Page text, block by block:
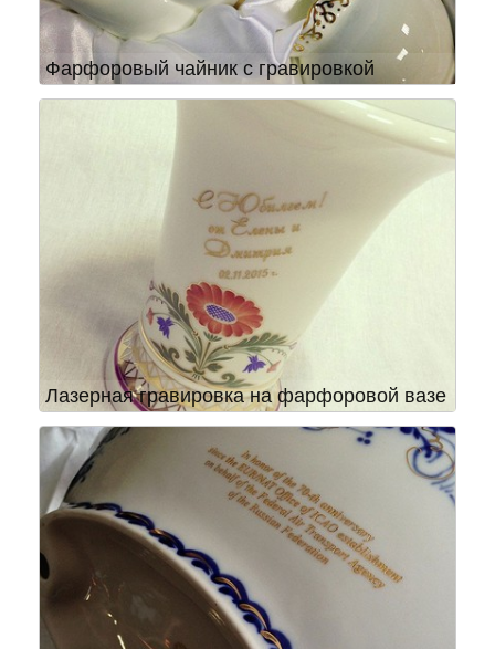
Фарфоровый чайник с гравировкой
Лазерная гравировка на фарфоровой вазе